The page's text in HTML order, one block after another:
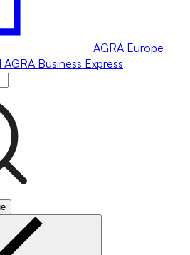
AGRA Europe
AGRA Business Express